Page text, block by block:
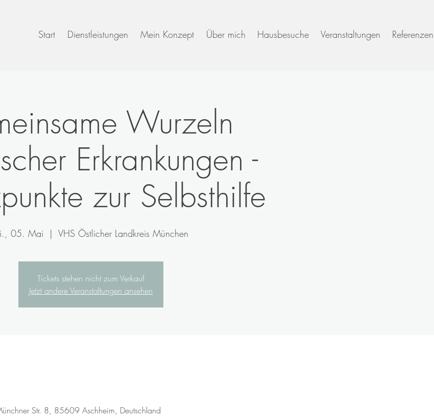
Start Dienstleistungen Mein Konzept Über mich Hausbesuche Veranstaltungen Referenzen
Wurzeln
Erkrankungen -
zur Selbsthilfe
05. Mai
  |
VHS Östlicher Landkreis München
Tickets stehen nicht zum Verkauf
Jetzt andere Veranstaltungen ansehen
Str. 8, 85609 Aschheim, Deutschland